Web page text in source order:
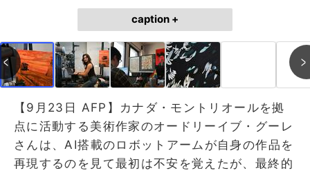
caption +
【9月23日 AFP】カナダ・モントリオールを拠
点に活動する美術作家のオードリーイブ・グーレ
さんは、AI搭載のロボットアームが自身の作品を
再現するのを見て最初は不安を覚えたが、最終的